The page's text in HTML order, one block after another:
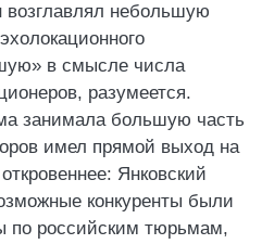
небольшую
в смысле числа
разумеется.
занимала большую часть
имел прямой выход на
Янковский
конкуренты были
по российским тюрьмам,